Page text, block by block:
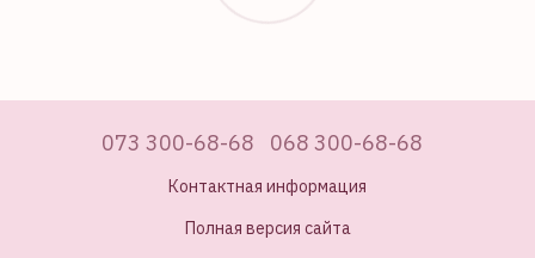
073 300-68-68 068 300-68-68
Контактная информация
Полная версия сайта